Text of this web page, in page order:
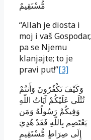
مُّسْتَقِيمٌ
“Allah je diosta i
moj i vaš Gospodar,
pa se Njemu
klanjajte; to je
pravi put!”[3]
وَكَيْفَ تَكْفُرُونَ وَأَنتُمْ
تُتْلَى عَلَيْكُمْ آيَاتُ اللّهِ
وَفِيكُمْ رَسُولُهُ وَمَن
يَعْتَصِم بِاللّهِ فَقَدْ هُدِيَ
إِلَى صِرَاطٍ مُّسْتَقِيمٍ